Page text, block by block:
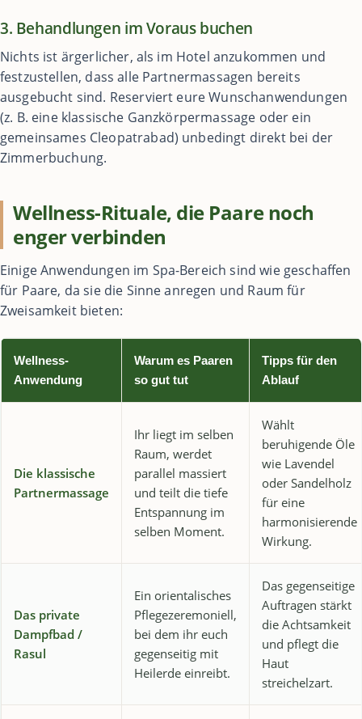
3. Behandlungen im Voraus buchen
Nichts ist ärgerlicher, als im Hotel anzukommen und
festzustellen, dass alle Partnermassagen bereits
ausgebucht sind. Reserviert eure Wunschanwendungen
(z. B. eine klassische Ganzkörpermassage oder ein
gemeinsames Cleopatrabad) unbedingt direkt bei der
Zimmerbuchung.
Wellness-Rituale, die Paare noch
enger verbinden
Einige Anwendungen im Spa-Bereich sind wie geschaffen
für Paare, da sie die Sinne anregen und Raum für
Zweisamkeit bieten:
Wellness-
Anwendung
Warum es Paaren
so gut tut
Tipps für den
Ablauf
Die klassische
Partnermassage
Ihr liegt im selben
Raum, werdet
parallel massiert
und teilt die tiefe
Entspannung im
selben Moment.
Wählt
beruhigende Öle
wie Lavendel
oder Sandelholz
für eine
harmonisierende
Wirkung.
Das private
Dampfbad /
Rasul
Ein orientalisches
Pflegezeremoniell,
bei dem ihr euch
gegenseitig mit
Heilerde einreibt.
Das gegenseitige
Auftragen stärkt
die Achtsamkeit
und pflegt die
Haut
streichelzart.